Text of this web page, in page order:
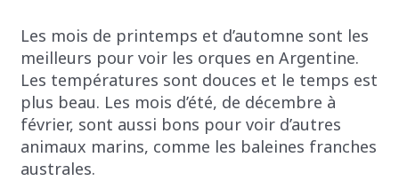
Les mois de printemps et d’automne sont les
meilleurs pour voir les orques en Argentine.
Les températures sont douces et le temps est
plus beau. Les mois d’été, de décembre à
février, sont aussi bons pour voir d’autres
animaux marins, comme les baleines franches
australes.